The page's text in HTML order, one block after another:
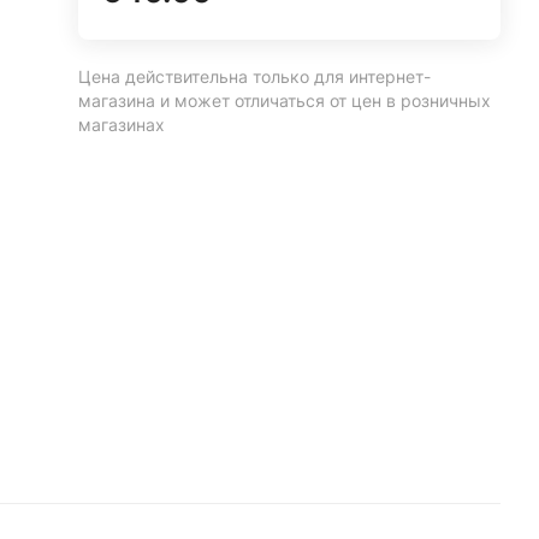
Цена действительна только для интернет-
магазина и может отличаться от цен в розничных
магазинах